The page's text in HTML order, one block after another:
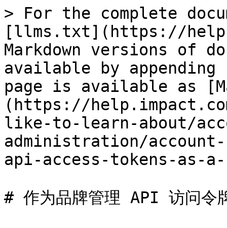
> For the complete
[llms.txt](https://
Markdown versions of
available by
page is available as
(https://
like-to-learn-about/
administration/
api-access-tokens-as-
# 作为品牌管理 API 访问令